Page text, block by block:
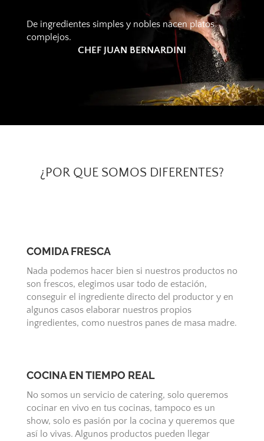
De ingredientes simples y nobles nacen platos
complejos.
CHEF JUAN BERNARDINI
¿POR QUE SOMOS DIFERENTES?
COMIDA FRESCA
Nada podemos hacer bien si nuestros productos no
son frescos, elegimos usar todo de estación,
conseguir el ingrediente directo del productor y en
algunos casos elaborar nuestros propios
ingredientes, como nuestros panes de masa madre.
COCINA EN TIEMPO REAL
No somos un servicio de catering, solo queremos
cocinar en vivo en tus cocinas, tampoco es un
show, solo es pasión por la cocina y queremos que
así lo vivas. Algunos productos pueden llegar